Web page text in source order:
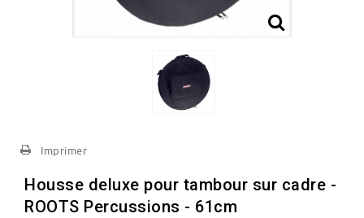
Imprimer
Housse deluxe pour tambour sur cadre -
ROOTS Percussions - 61cm